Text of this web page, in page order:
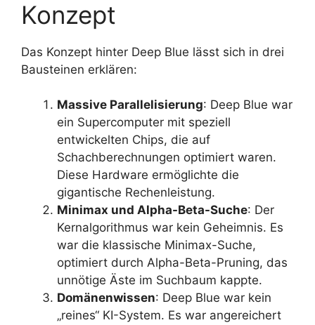
Konzept
Das Konzept hinter Deep Blue lässt sich in drei
Bausteinen erklären:
Massive Parallelisierung: Deep Blue war
ein Supercomputer mit speziell
entwickelten Chips, die auf
Schachberechnungen optimiert waren.
Diese Hardware ermöglichte die
gigantische Rechenleistung.
Minimax und Alpha-Beta-Suche: Der
Kernalgorithmus war kein Geheimnis. Es
war die klassische Minimax-Suche,
optimiert durch Alpha-Beta-Pruning, das
unnötige Äste im Suchbaum kappte.
Domänenwissen: Deep Blue war kein
„reines“ KI-System. Es war angereichert